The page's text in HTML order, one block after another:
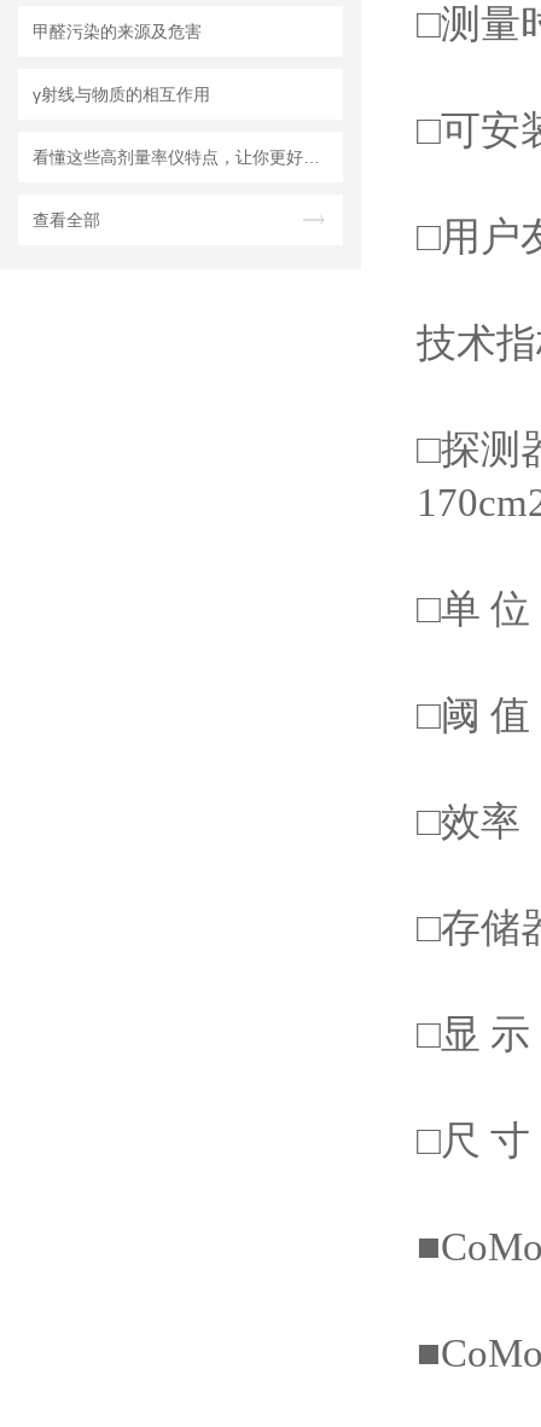
甲醛污染的来源及危害
γ射线与物质的相互作用
查看全部
□测量
□可安
□用户
技术
□探测
□单 位
□阈 值
□效率
□存储
□显 示
□尺